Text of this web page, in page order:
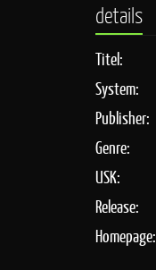
details
Titel:
System:
Publisher:
Genre:
USK:
Release:
Homepage: